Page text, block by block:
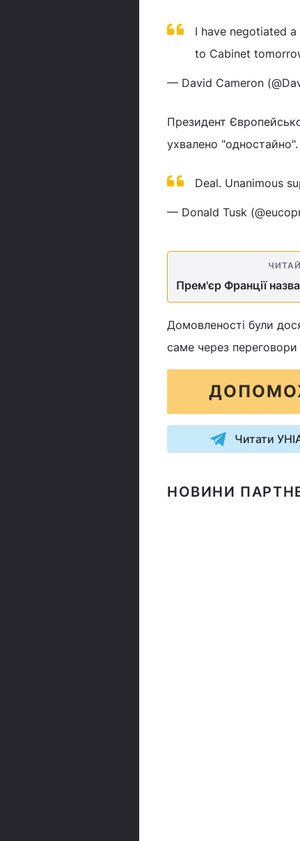
I have negotiated
to Cabinet
— David Cameron
Президент
ухвалено "одностайно".
Deal. Unanimous
— Donald Tusk
Прем'єр Франції
Домовленості були
саме через
Читати
НОВИНИ